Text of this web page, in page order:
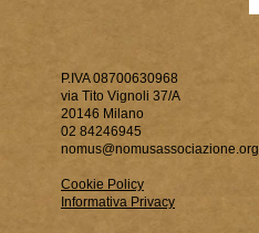
P.IVA 08700630968
via Tito Vignoli 37/A
20146 Milano
02 84246945
nomus@nomusassociazione.org
Cookie Policy
Informativa Privacy